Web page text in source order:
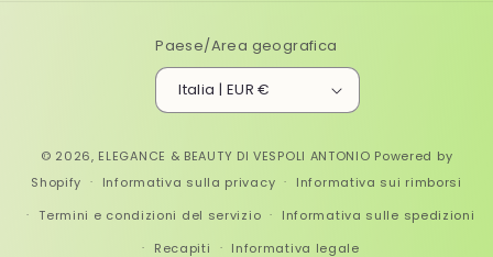
Paese/Area geografica
Italia | EUR €
© 2026, ELEGANCE & BEAUTY DI VESPOLI ANTONIO Powered by
Shopify
Informativa sulla privacy
Informativa sui rimborsi
Termini e condizioni del servizio
Informativa sulle spedizioni
Recapiti
Informativa legale